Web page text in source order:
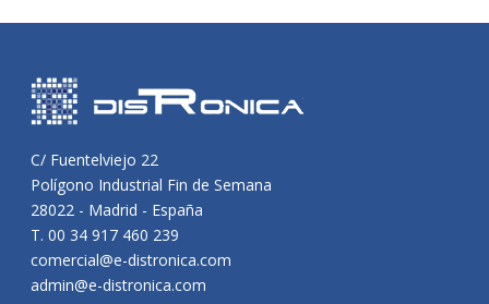
C/ Fuentelviejo 22
Polígono Industrial Fin de Semana
28022 - Madrid - España
T. 00 34 917 460 239
comercial@e-distronica.com
admin@e-distronica.com